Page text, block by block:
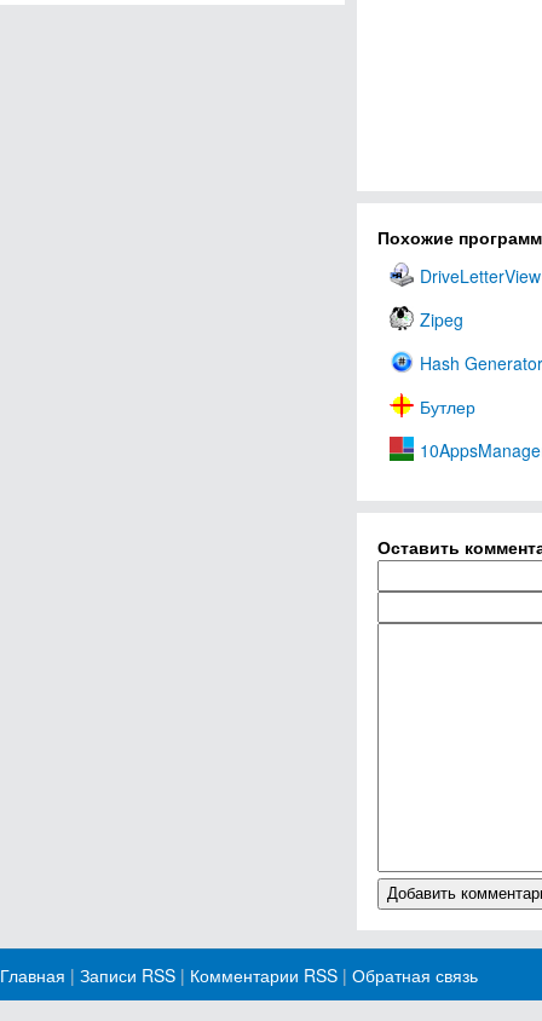
Похожие
DriveLetterView
Zipeg
Hash Generator
Бутлер
Оставить
Главная | Записи RSS | Комментарии RSS | Обратная связь